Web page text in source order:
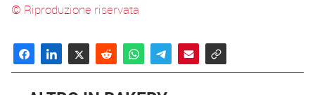
© Riproduzione riservata